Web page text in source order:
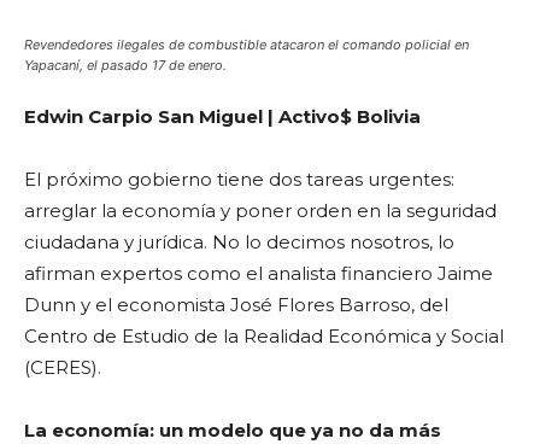
Revendedores ilegales de combustible atacaron el comando policial en
Yapacaní, el pasado 17 de enero.
Edwin Carpio San Miguel | Activo$ Bolivia
El próximo gobierno tiene dos tareas urgentes:
arreglar la economía y poner orden en la seguridad
ciudadana y jurídica. No lo decimos nosotros, lo
afirman expertos como el analista financiero Jaime
Dunn y el economista José Flores Barroso, del
Centro de Estudio de la Realidad Económica y Social
(CERES).
La economía: un modelo que ya no da más